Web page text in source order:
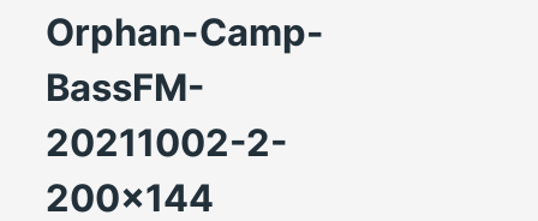
Orphan-Camp-
BassFM-
20211002-2-
200×144